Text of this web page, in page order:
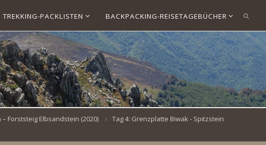
TREKKING-PACKLISTEN BACKPACKING-REISETAGEBÜCHER
SEARCH
Forststeig Elbsandstein (2020)
Tag 4: Grenzplatte Biwak - Spitzstein